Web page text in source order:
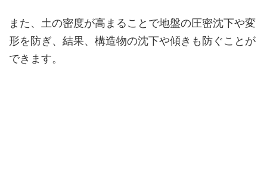
また、土の密度が高まることで地盤の圧密沈下や変
形を防ぎ、結果、構造物の沈下や傾きも防ぐことが
できます。